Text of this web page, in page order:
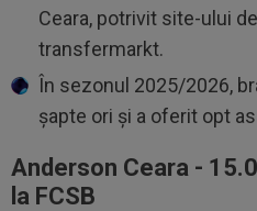
Ceara, potrivit site-ului
transfermarkt.
În sezonul 2025/2026,
șapte ori și a oferit opt
Anderson Ceara -
la FCSB